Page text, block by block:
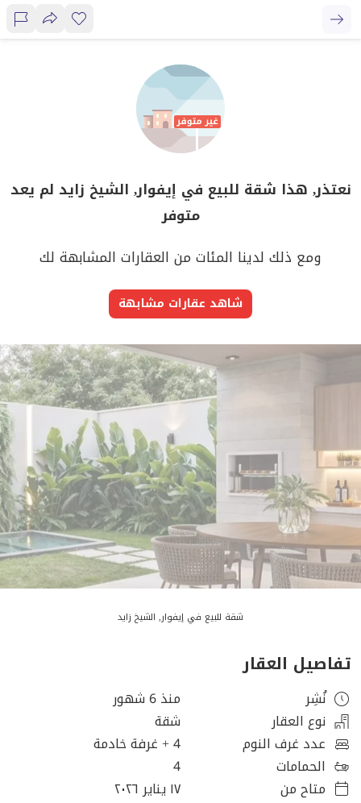
نعتذر, هذا شقة للبيع في إيفوار, الشيخ زايد لم يعد
متوفر
ومع ذلك لدينا المئات من العقارات المشابهة لك
شاهد عقارات مشابهة
شقة للبيع في إيفوار, الشيخ زايد
تفاصيل العقار
نُشِر
منذ 6 شهور
نوع العقار
شقة
عدد غرف النوم
4+ غرفة خادمة
الحمامات
4
متاح من
١٧ يناير ٢٠٢٦